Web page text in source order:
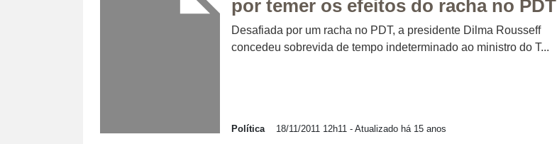
por temer os efeitos do racha no PDT
Desafiada por um racha no PDT, a presidente Dilma Rousseff
concedeu sobrevida de tempo indeterminado ao ministro do T...
Política 18/11/2011 12h11 - Atualizado há 15 anos